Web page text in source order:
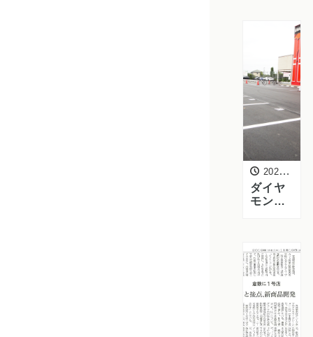
2021年9月17日
ダイヤ
モンド
を整備
しまし
た！